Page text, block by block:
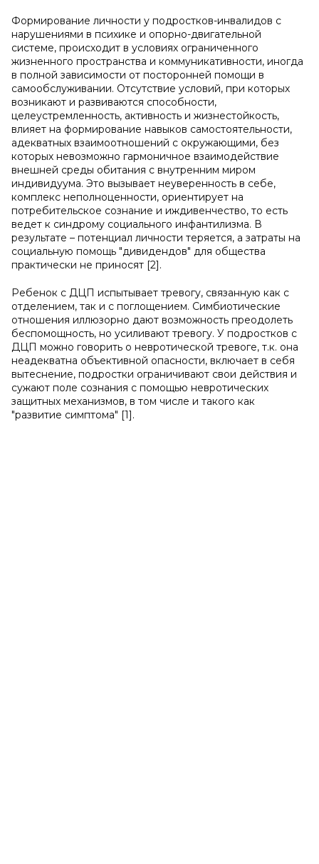
Формирование личности у подростков-инвалидов с
нарушениями в психике и опорно-двигательной
системе, происходит в условиях ограниченного
жизненного пространства и коммуникативности, иногда
в полной зависимости от посторонней помощи в
самообслуживании. Отсутствие условий, при которых
возникают и развиваются способности,
целеустремленность, активность и жизнестойкость,
влияет на формирование навыков самостоятельности,
адекватных взаимоотношений с окружающими, без
которых невозможно гармоничное взаимодействие
внешней среды обитания с внутренним миром
индивидуума. Это вызывает неуверенность в себе,
комплекс неполноценности, ориентирует на
потребительское сознание и иждивенчество, то есть
ведет к синдрому социального инфантилизма. В
результате – потенциал личности теряется, а затраты на
социальную помощь "дивидендов" для общества
практически не приносят [2].
Ребенок с ДЦП испытывает тревогу, связанную как с
отделением, так и с поглощением. Симбиотические
отношения иллюзорно дают возможность преодолеть
беспомощность, но усиливают тревогу. У подростков с
ДЦП можно говорить о невротической тревоге, т.к. она
неадекватна объективной опасности, включает в себя
вытеснение, подростки ограничивают свои действия и
сужают поле сознания с помощью невротических
защитных механизмов, в том числе и такого как
"развитие симптома" [1].